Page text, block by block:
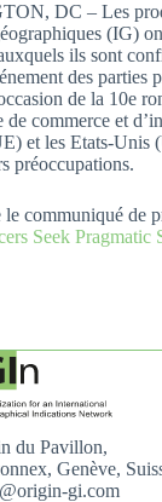
DC – Les
(IG)
ils sont
des parties
de la 10e
de commerce et
et les Etats-Unis
préoccupations.
communiqué de
Seek Pragmatic
du Pavillon,
Genève,
gi.com